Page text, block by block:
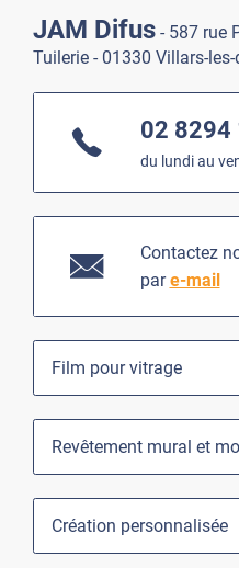
JAM Difus - 587 rue
Tuilerie - 01330 Villars-les-
02 8294
du lundi au
Contactez
pare-mail
Film pour vitrage
Revêtement mural et
Création personnalisée